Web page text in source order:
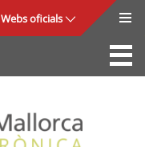
Webs oficials
La Seu
Consell de Mallorca